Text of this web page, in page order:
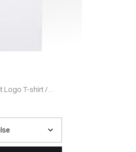
Logo T-shirt/